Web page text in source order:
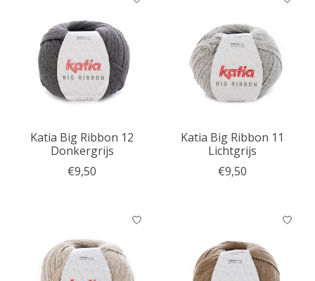
Katia Big Ribbon 12
Donkergrijs
€9,50
Katia Big Ribbon 11
Lichtgrijs
€9,50